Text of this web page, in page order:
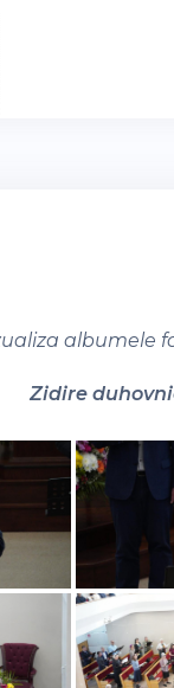
albumele
Zidire